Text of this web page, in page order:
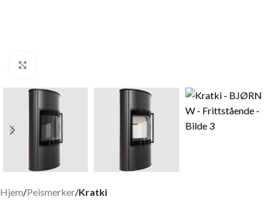
Hjem Peismerker Kratki